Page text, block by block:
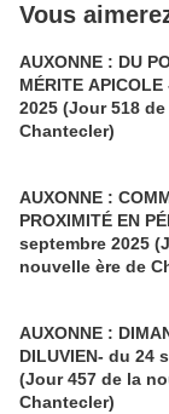
Vous
AUXONNE : DU
MÉRITE
2025 (Jour 518
Chantecler)
AUXONNE :
PROXIMITÉ EN
septembre 2025
nouvelle ère de
AUXONNE :
DILUVIEN- du 24
(Jour 457 de la
Chantecler)